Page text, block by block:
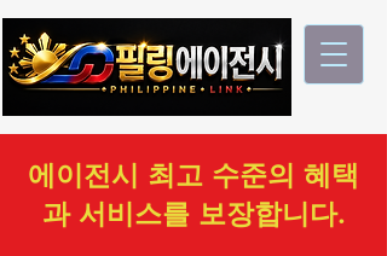
에이전시 최고 수준의 혜택
과 서비스를 보장합니다.